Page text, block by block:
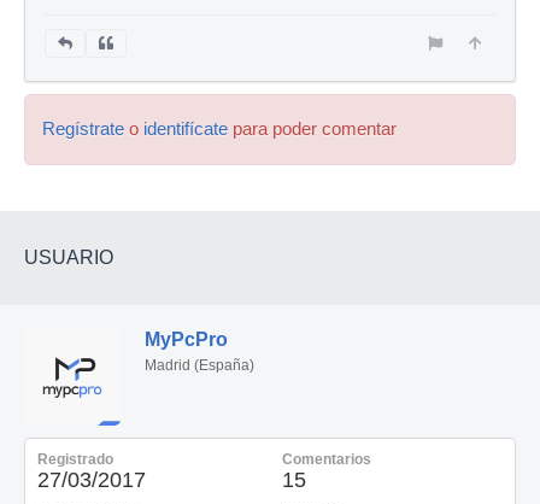
Regístrate o identifícate para poder comentar
USUARIO
MyPcPro
Madrid (España)
Registrado
27/03/2017
Comentarios
15